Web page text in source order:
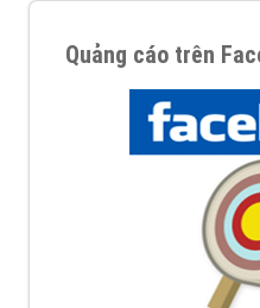
Quảng cáo trên